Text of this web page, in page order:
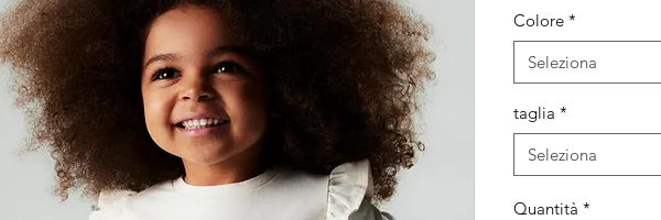
Colore *
Seleziona
taglia *
Seleziona
Quantità *